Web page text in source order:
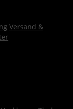
Versand &